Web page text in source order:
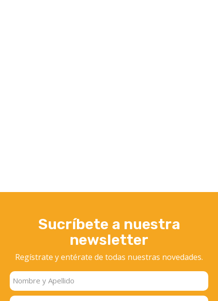
Sucríbete a nuestra
newsletter
Regístrate y entérate de todas nuestras novedades.